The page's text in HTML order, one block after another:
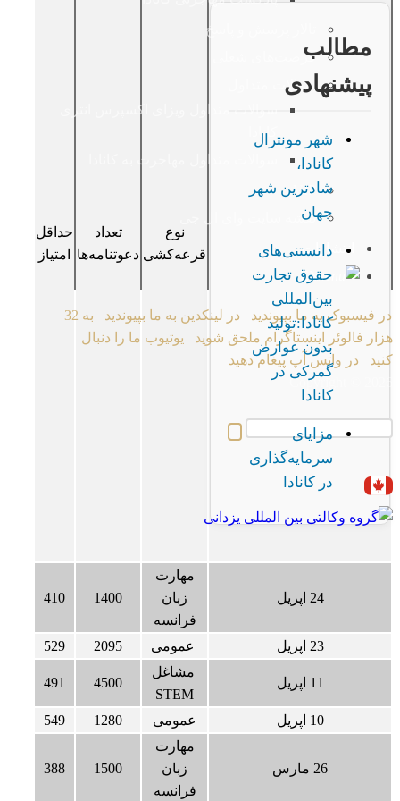
تالار پرسش و پاسخ
فرصت‌‌های شغلی
سوالات متداول
سوالات متداول ویزای اکسپرس انتری
کانادا
سوالات متداول مهاجرت به کانادا
VIP
نقشه سایت وای ال جی
انتشارات
EN
در فیسبوک به ما بپیوندید در لینکدین به ما بپیوندید
به 32
هزار فالوئر اینستاگرام ملحق شوید
یوتیوب ما را دنبال
کنید
در واتس آپ پیغام دهید
Copyright © 2026
مطالب
پیشنهادی
شهر مونترال
کانادا،
شادترین شهر
جهان
دانستنی‌های
حقوق تجارت
بین‌المللی
کانادا:تولید
بدون عوارض
گمرکی در
کانادا
مزایای
سرمایه‌گذاری
در کانادا
نوع
قرعه‌کشی
تعداد
دعوتنامه‌ها
حداقل
امتیاز
24 اپریل
مهارت
زبان
فرانسه
1400
410
23 اپریل عمومی 2095
529
11 اپریل
مشاغل
STEM
4500
491
10 اپریل عمومی 1280
549
26 مارس
مهارت
زبان
فرانسه
1500
388